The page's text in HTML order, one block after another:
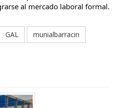
al mercado laboral formal.
GAL
munialbarracin